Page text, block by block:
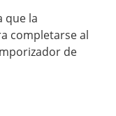
que la
completarse al
de